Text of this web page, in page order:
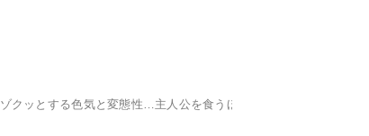
ゾクッとする色気と変態性…主人公を食うほどの存在感を放つ、韓国